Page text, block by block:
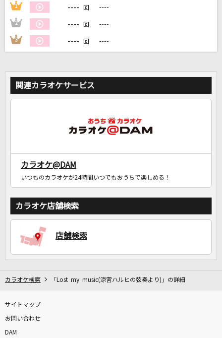
カラオケをもっと楽しもう！
1 ---- 回 ----
2 ---- 回 ----
3 ---- 回 ----
関連カラオケサービス
カラオケ@DAM
いつものカラオケが24時間いつでもおうちで楽しめる！
カラオケ店舗検索
店舗検索
カラオケ検索 「Lost my music(涼宮ハルヒの弦奏より)」の詳細
サイトマップ
お問い合わせ
DAM